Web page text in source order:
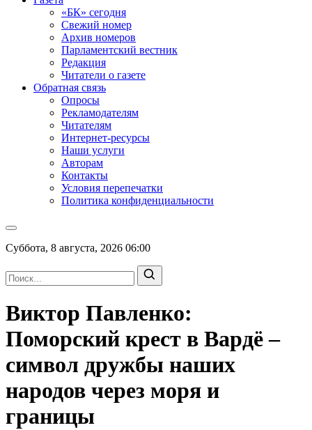
«БК» сегодня
Свежий номер
Архив номеров
Парламентский вестник
Редакция
Читатели о газете
Обратная связь
Опросы
Рекламодателям
Читателям
Интернет-ресурсы
Наши услуги
Авторам
Контакты
Условия перепечатки
Политика конфиденциальности
Суббота, 8 августа, 2026 06:00
Виктор Павленко:
Поморский крест в Вардё –
символ дружбы наших
народов через моря и
границы